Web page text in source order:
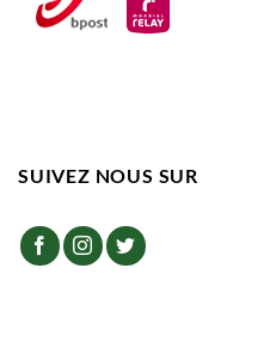
SUIVEZ NOUS SUR